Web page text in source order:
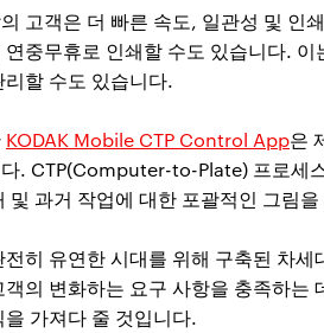
고객은 더 빠른 속도, 일관성 및 인
연중무휴로 인쇄할 수도 있습니다.
리할 수도 있습니다.
KODAK Mobile CTP Control App은
. CTP(Computer-to-Plate) 프로세
및 과거 작업에 대한 포괄적인 그림
전히 유연한 시대를 위해 구축된 차
객의 변화하는 요구 사항을 충족하는
을 가져다 줄 것입니다.